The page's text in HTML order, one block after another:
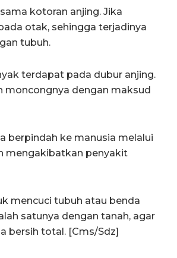
kotoran anjing. Jika
otak, sehingga terjadinya
tubuh.
terdapat pada dubur anjing.
moncongnya dengan maksud
berpindah ke manusia melalui
mengakibatkan penyakit
mencuci tubuh atau benda
satunya dengan tanah, agar
bersih total. [Cms/Sdz]